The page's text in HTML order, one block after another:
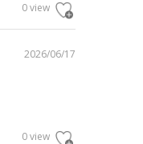
0 view
2026/06/17
0 view